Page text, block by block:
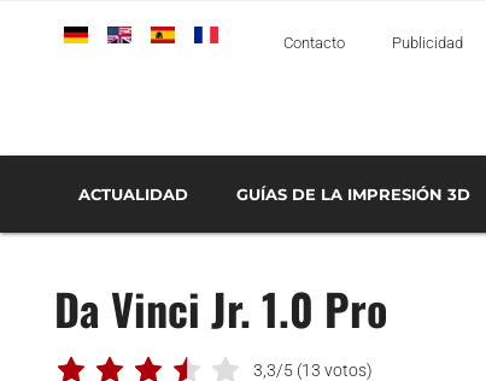
DeutschEnglishEspañolFrançaisItalianoContacto Publicidad
ACTUALIDAD
AUTOMOCIÓN Y
TRANSPORTE
MÉDICO Y DENTAL
GUÍAS DE LA IMPRESIÓN 3D
Da Vinci Jr. 1.0 Pro
3,3/5 (13 votos)